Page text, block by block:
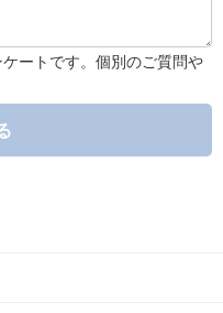
ートです。個別のご質問や